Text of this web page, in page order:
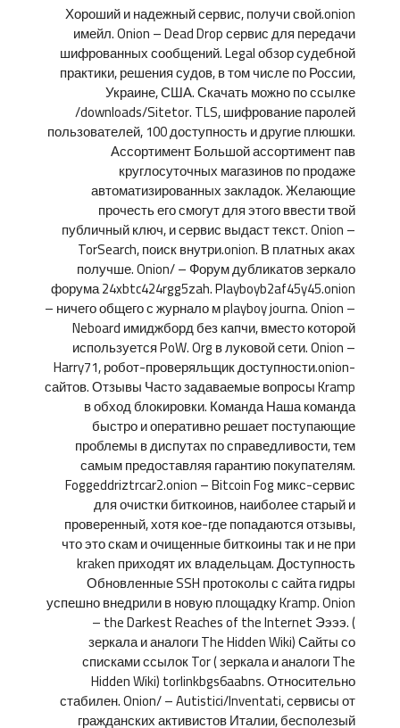
Хороший и надежный сервис, получи свой.onion
имейл. Onion – Dead Drop сервис для передачи
шифрованных сообщений. Legal обзор судебной
практики, решения судов, в том числе по России,
Украине, США. Скачать можно по ссылке
/downloads/Sitetor. TLS, шифрование паролей
пользователей, 100 доступность и другие плюшки.
Ассортимент Большой ассортимент пав
круглосуточных магазинов по продаже
автоматизированных закладок. Желающие
прочесть его смогут для этого ввести твой
публичный ключ, и сервис выдаст текст. Onion –
TorSearch, поиск внутри.onion. В платных аках
получше. Onion/ – Форум дубликатов зеркало
форума 24xbtc424rgg5zah. Playboyb2af45y45.onion
– ничего общего с журнало м playboy journa. Onion –
Neboard имиджборд без капчи, вместо которой
используется PoW. Org в луковой сети. Onion –
Harry71, робот-проверяльщик доступности.onion-
сайтов. Отзывы Часто задаваемые вопросы Kramp
в обход блокировки. Команда Наша команда
быстро и оперативно решает поступающие
проблемы в диспутах по справедливости, тем
самым предоставляя гарантию покупателям.
Foggeddriztrcar2.onion – Bitcoin Fog микс-сервис
для очистки биткоинов, наиболее старый и
проверенный, хотя кое-где попадаются отзывы,
что это скам и очищенные биткоины так и не при
kraken приходят их владельцам. Доступность
Обновленные SSH протоколы с сайта гидры
успешно внедрили в новую площадку Kramp. Onion
– the Darkest Reaches of the Internet Ээээ. (
зеркала и аналоги The Hidden Wiki) Сайты со
списками ссылок Tor ( зеркала и аналоги The
Hidden Wiki) torlinkbgs6aabns. Относительно
стабилен. Onion/ – Autistici/Inventati, сервисы от
гражданских активистов Италии, бесполезый